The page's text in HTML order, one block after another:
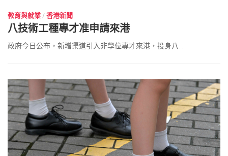
教育與就業 / 香港新聞
八技術工種專才准申請來港
政府今日公布，新增渠道引入非學位專才來港，投身八...